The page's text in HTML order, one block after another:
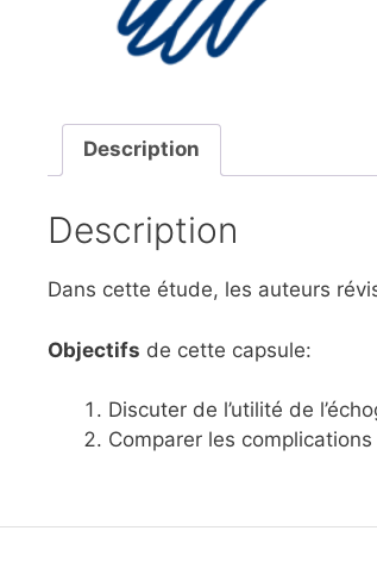
Description
Description
Dans cette étude, les auteurs
Objectifs de cette capsule:
Discuter de l’utilité de
Comparer les